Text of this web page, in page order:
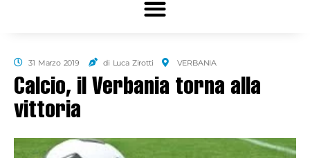
31 Marzo 2019 di Luca Zirotti VERBANIA
Calcio, il Verbania torna alla
vittoria